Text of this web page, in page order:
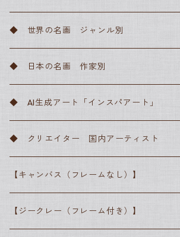
アルフォンス・ミュシャ
アンリ・ド・トゥールーズ＝ロートレック
フィンセント・ファン・ゴッホ
クロード・モネ
エドゥアール・マネ
ピエール＝オーギュスト・ルノワール
◆ 世界の名画 ジャンル別
ルネッサンス
サンドロ・ボッティチェッリ
ピーテル・ブリューゲル
バロック
レンブラント・ファン・レイン
ロマン主義
カスパー・ダーヴィト・フリードリヒ
ジョゼフ・マロード・ウィリアム・ターナー
写実主義
ジャン＝フランソワ・ミレー
印象派
◆ 日本の名画 作家別
川瀬巴水
横山大観
葛飾北斎
歌川広重
◆ AI生成アート「インスパアート」
◆ クリエイター 国内アーティスト
● 高田昌耶
● しばさな
【キャンバス（フレームなし）】
【ジークレー（フレーム付き）】